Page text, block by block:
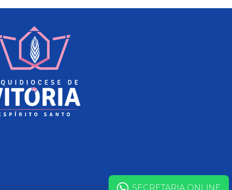
SECRETARIA ONLINE